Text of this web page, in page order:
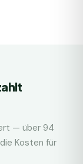
— über 94
Kosten für